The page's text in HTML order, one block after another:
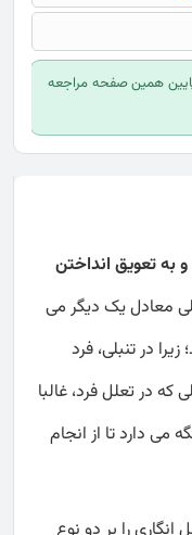
پایین همین صفحه مراجعه
به تعویق انداختن
معادل یک دیگر می
در تنبلی، فرد
که در تعلل فرد، غالبا
می دارد تا از انجام